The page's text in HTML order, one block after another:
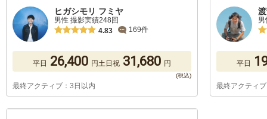
ヒガシモリ フミヤ
男性 撮影実績248回
4.83
169件
平日 26,400 円土日祝 31,680 円
最終アクティブ：3日以内
平日
最終アクティ